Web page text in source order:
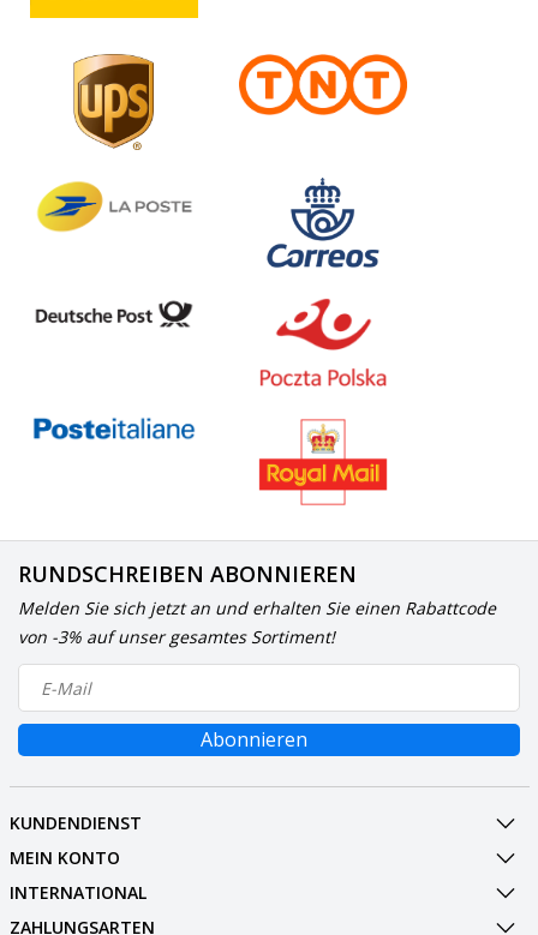
RUNDSCHREIBEN ABONNIEREN
Melden Sie sich jetzt an und erhalten Sie einen Rabattcode
von -3% auf unser gesamtes Sortiment!
Abonnieren
KUNDENDIENST
MEIN KONTO
INTERNATIONAL
ZAHLUNGSARTEN